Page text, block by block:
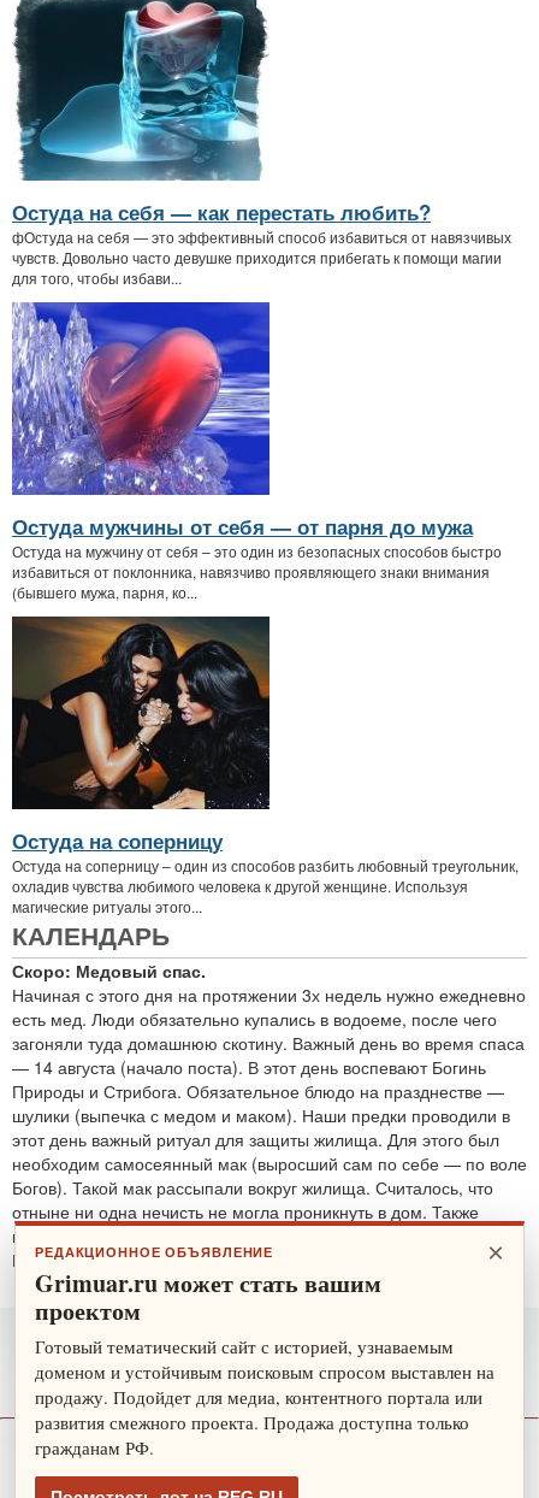
Остуда на себя — как перестать любить?
фОстуда на себя — это эффективный способ избавиться от навязчивых
чувств. Довольно часто девушке приходится прибегать к помощи магии
для того, чтобы избави...
Остуда мужчины от себя — от парня до мужа
Остуда на мужчину от себя – это один из безопасных способов быстро
избавиться от поклонника, навязчиво проявляющего знаки внимания
(бывшего мужа, парня, ко...
Остуда на соперницу
Остуда на соперницу – один из способов разбить любовный треугольник,
охладив чувства любимого человека к другой женщине. Используя
магические ритуалы этого...
КАЛЕНДАРЬ
Скоро: Медовый спас.
Начиная с этого дня на протяжении 3х недель нужно ежедневно
есть мед. Люди обязательно купались в водоеме, после чего
загоняли туда домашнюю скотину. Важный день во время спаса
— 14 августа (начало поста). В этот день воспевают Богинь
Природы и Стрибога. Обязательное блюдо на празднестве —
шулики (выпечка с медом и маком). Наши предки проводили в
этот день важный ритуал для защиты жилища. Для этого был
необходим самосеянный мак (выросший сам по себе — по воле
Богов). Такой мак рассыпали вокруг жилища. Считалось, что
отныне ни одна нечисть не могла проникнуть в дом. Также
проводятся обряды для защиты от злобных духов.
По теме:защитные ритуалы
О нас Рекламодателю
×
РЕДАКЦИОННОЕ ОБЪЯВЛЕНИЕ
Grimuar.ru может стать вашим
проектом
Готовый тематический сайт с историей, узнаваемым
доменом и устойчивым поисковым спросом выставлен на
продажу. Подойдет для медиа, контентного портала или
развития смежного проекта. Продажа доступна только
гражданам РФ.